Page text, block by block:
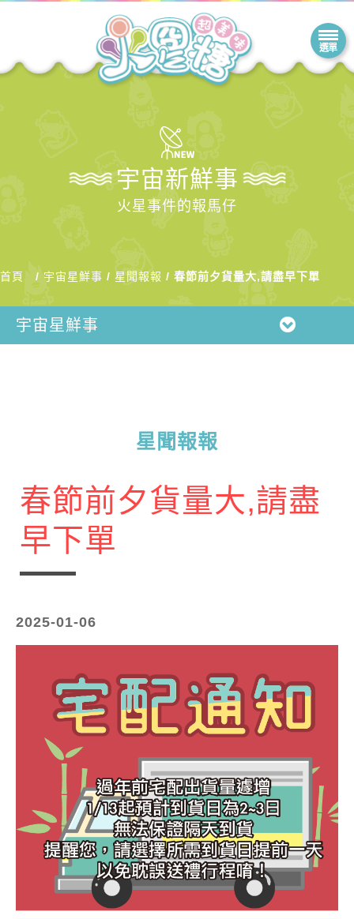
宇宙新鮮事
火星事件的報馬仔
首頁 宇宙星鮮事 星聞報報 春節前夕貨量大,請盡早下單
宇宙星鮮事
星聞報報
春節前夕貨量大,請盡
早下單
2025-01-06